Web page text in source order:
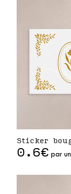
Sticker
0.6€ par